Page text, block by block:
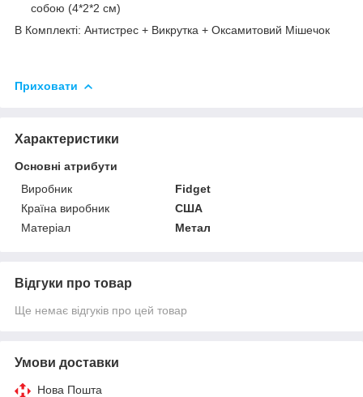
собою (4*2*2 см)
В Комплекті: Антистрес + Викрутка + Оксамитовий Мішечок
Приховати
Характеристики
Основні атрибути
Виробник
Fidget
Країна виробник
США
Матеріал
Метал
Відгуки про товар
Ще немає відгуків про цей товар
Умови доставки
Нова Пошта